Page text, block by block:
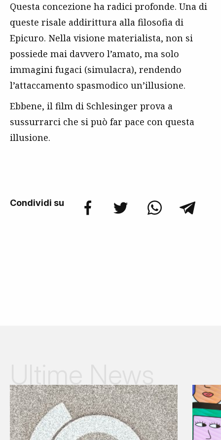
Questa concezione ha radici profonde. Una di
queste risale addirittura alla filosofia di
Epicuro. Nella visione materialista, non si
possiede mai davvero l’amato, ma solo
immagini fugaci (simulacra), rendendo
l’attaccamento spasmodico un’illusione.
Ebbene, il film di Schlesinger prova a
sussurrarci che si può far pace con questa
illusione.
Condividi su